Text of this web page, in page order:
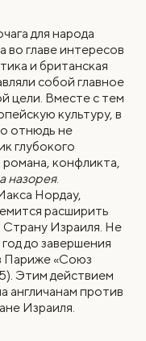
для народа
во главе интересов
и британская
собой главное
цели. Вместе с тем
культуру, в
отнюдь не
глубокого
конфликта,
назорея.
Нордау,
расширить
Страну Израиля. Не
до завершения
Париже «Союз
Этим действием
англичанам против
Израиля.